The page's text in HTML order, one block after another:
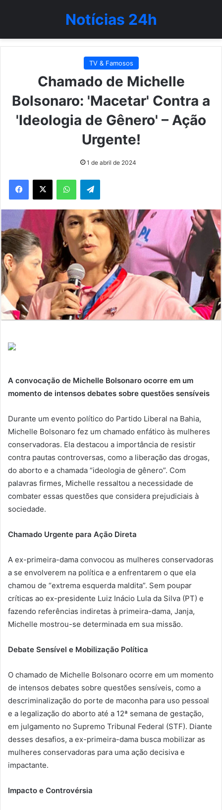
Notícias 24h
TV & Famosos
Chamado de Michelle
Bolsonaro: 'Macetar' Contra a
'Ideologia de Gênero' – Ação
Urgente!
1 de abril de 2024
WhatsAppTelegram
A convocação de Michelle Bolsonaro ocorre em um
momento de intensos debates sobre questões sensíveis
Durante um evento político do Partido Liberal na Bahia,
Michelle Bolsonaro fez um chamado enfático às mulheres
conservadoras. Ela destacou a importância de resistir
contra pautas controversas, como a liberação das drogas,
do aborto e a chamada “ideologia de gênero”. Com
palavras firmes, Michelle ressaltou a necessidade de
combater essas questões que considera prejudiciais à
sociedade.
Chamado Urgente para Ação Direta
A ex-primeira-dama convocou as mulheres conservadoras
a se envolverem na política e a enfrentarem o que ela
chamou de “extrema esquerda maldita”. Sem poupar
críticas ao ex-presidente Luiz Inácio Lula da Silva (PT) e
fazendo referências indiretas à primeira-dama, Janja,
Michelle mostrou-se determinada em sua missão.
Debate Sensível e Mobilização Política
O chamado de Michelle Bolsonaro ocorre em um momento
de intensos debates sobre questões sensíveis, como a
descriminalização do porte de maconha para uso pessoal
e a legalização do aborto até a 12ª semana de gestação,
em julgamento no Supremo Tribunal Federal (STF). Diante
desses desafios, a ex-primeira-dama busca mobilizar as
mulheres conservadoras para uma ação decisiva e
impactante.
Impacto e Controvérsia